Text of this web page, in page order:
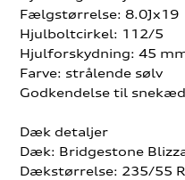
Fælgstørrelse: 8.0Jx19
Hjulboltcirkel: 112/5
Hjulforskydning: 45
Farve: strålende sølv
Godkendelse til
Dæk detaljer
Dæk: Bridgestone
Dækstørrelse: 235/55